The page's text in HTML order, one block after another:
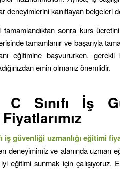
deneyimlerini kanıtlayan belgeleri
sonra kurs
tamamlanır ve başarıyla
eğitimine başvururken,
emin olmanız önemlidir.
C Sınıfı İş
iş güvenliği uzmanlığı eğitimi
deneyimimiz ve alanında uzman
eğitimi sunmak için çalışıyoruz.